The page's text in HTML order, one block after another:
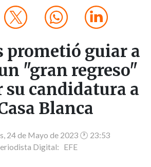
prometió guiar a
"gran regreso"
su candidatura a
Blanca
24 de Mayo de 2023 🕐 23:53
Digital: EFE